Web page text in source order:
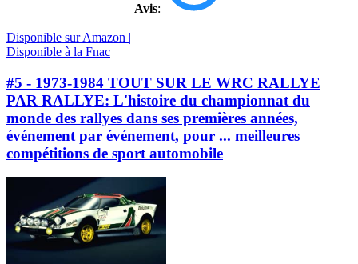
Avis:
Disponible sur Amazon |
Disponible à la Fnac
#5 - 1973-1984 TOUT SUR LE WRC RALLYE
PAR RALLYE: L'histoire du championnat du
monde des rallyes dans ses premières années,
événement par événement, pour ... meilleures
compétitions de sport automobile